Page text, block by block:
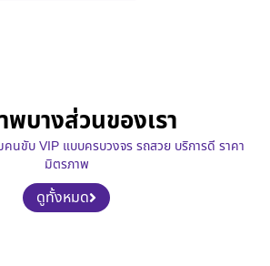
พบางส่วนของเรา
คนขับ VIP แบบครบวงจร รถสวย บริการดี ราคา
มิตรภาพ
ดูทั้งหมด